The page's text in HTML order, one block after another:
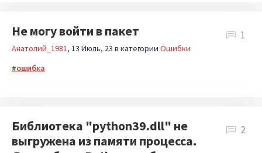
1
Не могу войти в пакет
Анатолий_1981 13 Июль, 23 в категории Ошибки
ошибка
2
Библиотека "python39.dll" не
выгружена из памяти процесса.